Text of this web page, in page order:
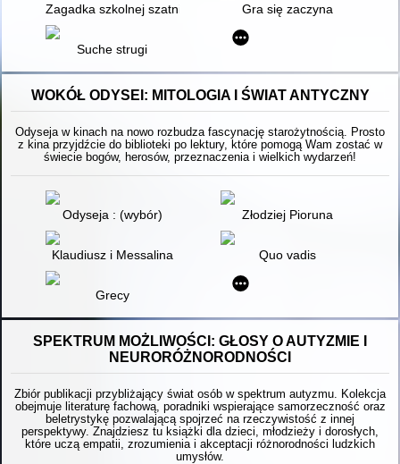
Zagadka szkolnej szatni Gra się zaczyna
Suche strugi
WOKÓŁ ODYSEI: MITOLOGIA I ŚWIAT ANTYCZNY
Odyseja w kinach na nowo rozbudza fascynację starożytnością. Prosto
z kina przyjdźcie do biblioteki po lektury, które pomogą Wam zostać w
świecie bogów, herosów, przeznaczenia i wielkich wydarzeń!
Odyseja : (wybór) Złodziej Pioruna
Klaudiusz i Messalina Quo vadis
Grecy
SPEKTRUM MOŻLIWOŚCI: GŁOSY O AUTYZMIE I
NEURORÓŻNORODNOŚCI
Zbiór publikacji przybliżający świat osób w spektrum autyzmu. Kolekcja
obejmuje literaturę fachową, poradniki wspierające samorzeczność oraz
beletrystykę pozwalającą spojrzeć na rzeczywistość z innej
perspektywy. Znajdziesz tu książki dla dzieci, młodzieży i dorosłych,
które uczą empatii, zrozumienia i akceptacji różnorodności ludzkich
umysłów.